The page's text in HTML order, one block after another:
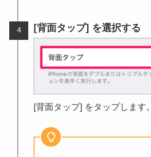
[背面タップ] を選択する
[背面タップ] をタップします。